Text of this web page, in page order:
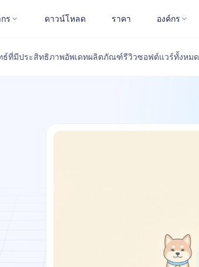
ร ดาวน์โหลด ราคา องค์กร
ธ์ที่มีประสิทธิภาพอัพเดทผลิตภัณฑ์รีวิวซอฟต์แวร์ทั้งหมด